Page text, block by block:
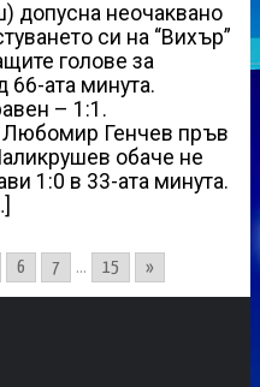
допусна неочаквано
си на “Вихър”
голове за
66-ата минута.
– 1:1.
Любомир Генчев пръв
обаче не
1:0 в 33-ата минута.
6 7 ... 15 »